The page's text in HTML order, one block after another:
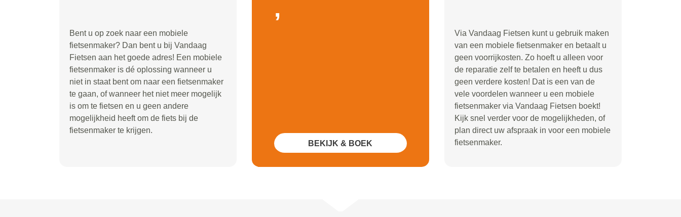
Bent u op zoek naar een mobiele
fietsenmaker? Dan bent u bij Vandaag
Fietsen aan het goede adres! Een mobiele
fietsenmaker is dé oplossing wanneer u
niet in staat bent om naar een fietsenmaker
te gaan, of wanneer het niet meer mogelijk
is om te fietsen en u geen andere
mogelijkheid heeft om de fiets bij de
fietsenmaker te krijgen.
,
BEKIJK & BOEK
Via Vandaag Fietsen kunt u gebruik maken
van een mobiele fietsenmaker en betaalt u
geen voorrijkosten. Zo hoeft u alleen voor
de reparatie zelf te betalen en heeft u dus
geen verdere kosten! Dat is een van de
vele voordelen wanneer u een mobiele
fietsenmaker via Vandaag Fietsen boekt!
Kijk snel verder voor de mogelijkheden, of
plan direct uw afspraak in voor een mobiele
fietsenmaker.